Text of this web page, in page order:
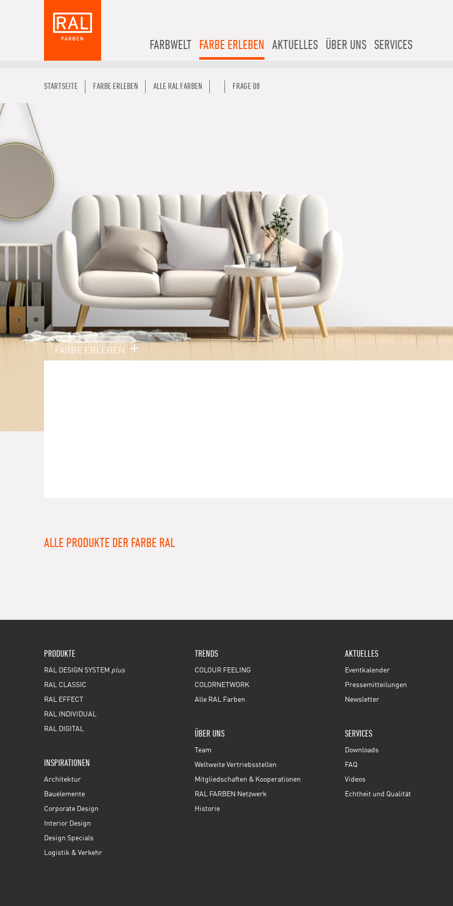
FARBWELT FARBE ERLEBEN AKTUELLES ÜBER UNS SERVICES
STARTSEITE FARBE ERLEBEN ALLE RAL FARBEN FRAGE 08
FARBE ERLEBEN
ALLE PRODUKTE DER FARBE RAL
PRODUKTE
RAL DESIGN SYSTEM plus
RAL CLASSIC
RAL EFFECT
RAL INDIVIDUAL
RAL DIGITAL
INSPIRATIONEN
Architektur
Bauelemente
Corporate Design
Interior Design
Design Specials
Logistik & Verkehr
TRENDS
COLOUR FEELING
COLORNETWORK
Alle RAL Farben
ÜBER UNS
Team
Weltweite Vertriebsstellen
Mitgliedschaften & Kooperationen
RAL FARBEN Netzwerk
Historie
AKTUELLES
Eventkalender
Pressemitteilungen
Newsletter
SERVICES
Downloads
FAQ
Videos
Echtheit und Qualität